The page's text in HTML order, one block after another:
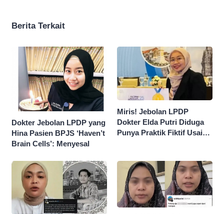
Berita Terkait
Dokter Jebolan LPDP yang
Hina Pasien BPJS ‘Haven’t
Brain Cells’: Menyesal
Miris! Jebolan LPDP
Dokter Elda Putri Diduga
Punya Praktik Fiktif Usai